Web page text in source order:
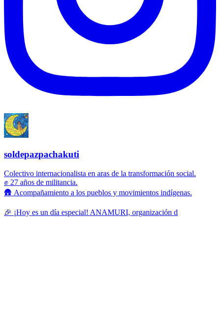
soldepazpachakuti
Colectivo internacionalista en aras de la transformación social.
✊ 27 años de militancia.
🛖 Acompañamiento a los pueblos y movimientos indígenas.
🎉 ¡Hoy es un día especial! ANAMURI, organización d